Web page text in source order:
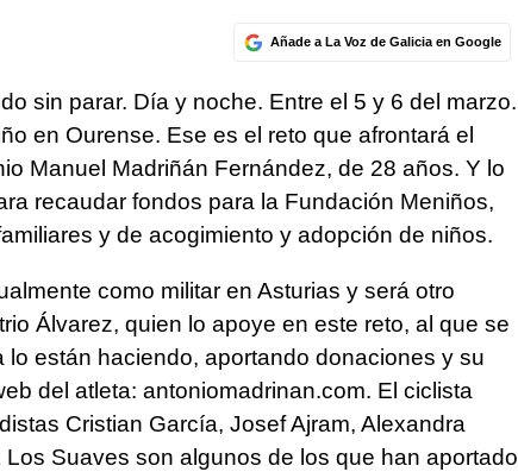
Añade a La Voz de Galicia en Google
sin parar. Día y noche. Entre el 5 y 6 del marzo.
en Ourense. Ese es el reto que afrontará el
Manuel Madriñán Fernández, de 28 años. Y lo
recaudar fondos para la Fundación Meniños,
y de acogimiento y adopción de niños.
como militar en Asturias y será otro
Álvarez, quien lo apoye en este reto, al que se
lo están haciendo, aportando donaciones y su
del atleta: antoniomadrinan.com. El ciclista
Cristian García, Josef Ajram, Alexandra
Suaves son algunos de los que han aportado